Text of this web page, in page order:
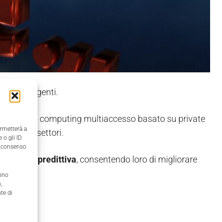
a
o gli ID
di
intelligenti.
edge computing multiaccesso basato su private
in vari settori.
analisi predittiva, consentendo loro di migliorare